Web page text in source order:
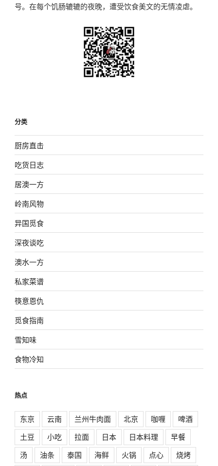
号。在每个饥肠辘辘的夜晚，遭受饮食美文的无情凌虐。
分类
厨房直击
吃货日志
居澳一方
岭南风物
异国觅食
深夜谈吃
澳水一方
私家菜谱
筷意恩仇
觅食指南
雪知味
食物冷知
热点
东京 云南 兰州牛肉面 北京 咖喱
啤酒
土豆
小吃 拉面 日本 日本料理
早餐
汤
油条 泰国 海鲜 火锅 点心
烧烤